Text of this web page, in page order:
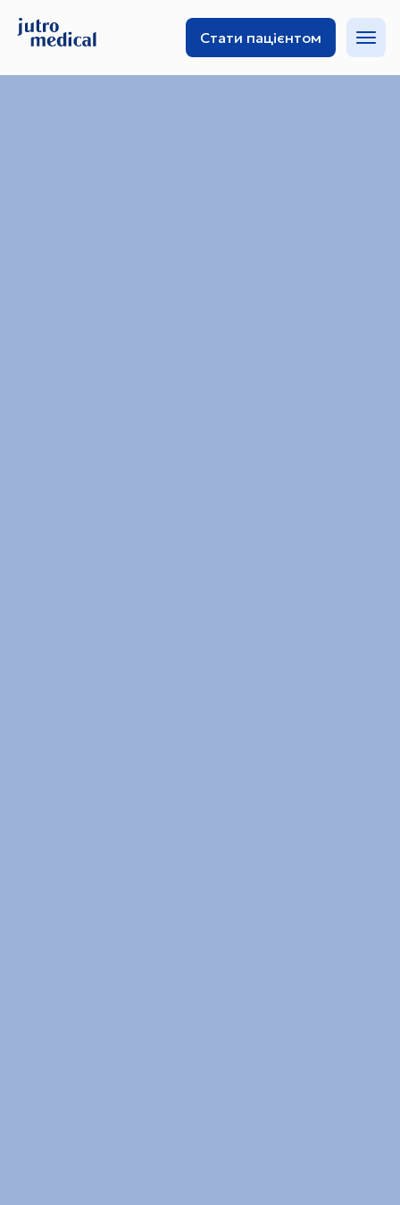
Стати пацієнтом